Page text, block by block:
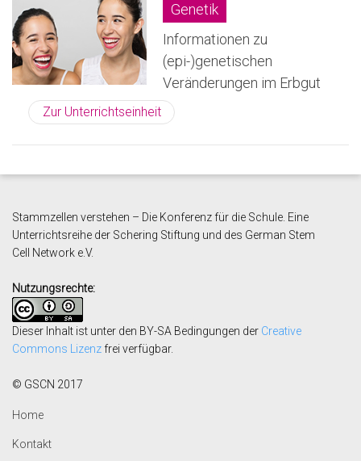
Genetik
Informationen zu
(epi-)genetischen
Veränderungen im Erbgut
Zur Unterrichtseinheit
Stammzellen verstehen – Die Konferenz für die Schule. Eine
Unterrichtsreihe der Schering Stiftung und des German Stem
Cell
Network e.V.
Nutzungsrechte:
Dieser Inhalt ist unter den BY-SA Bedingungen der Creative
Commons Lizenz frei verfügbar.
© GSCN 2017
Home
Kontakt